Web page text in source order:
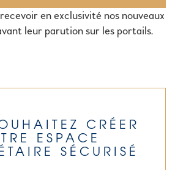
en exclusivité nos nouveaux
leur parution sur les portails.
CRÉER
ESPACE
SÉCURISÉ